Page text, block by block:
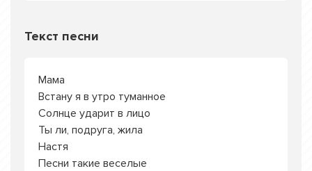
Текст песни
Мама
Встану я в утро туманное
Солнце ударит в лицо
Ты ли, подруга, жила
Настя
Песни такие веселые